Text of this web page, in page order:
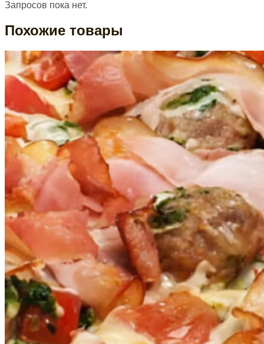
Запросов пока нет.
Похожие товары